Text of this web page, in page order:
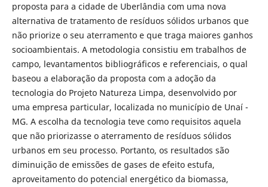
proposta para a cidade de Uberlândia com uma nova
alternativa de tratamento de resíduos sólidos urbanos que
não priorize o seu aterramento e que traga maiores ganhos
socioambientais. A metodologia consistiu em trabalhos de
campo, levantamentos bibliográficos e referenciais, o qual
baseou a elaboração da proposta com a adoção da
tecnologia do Projeto Natureza Limpa, desenvolvido por
uma empresa particular, localizada no município de Unaí -
MG. A escolha da tecnologia teve como requisitos aquela
que não priorizasse o aterramento de resíduos sólidos
urbanos em seu processo. Portanto, os resultados são
diminuição de emissões de gases de efeito estufa,
aproveitamento do potencial energético da biomassa,